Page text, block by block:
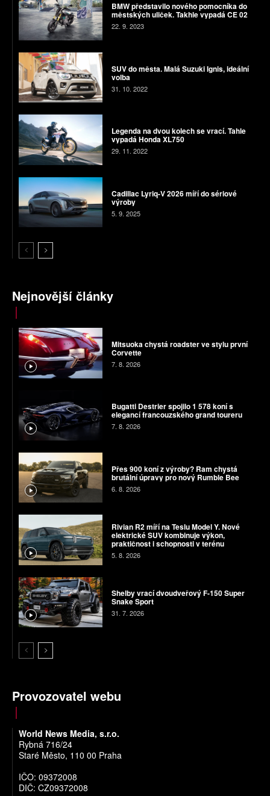
BMW představilo nového pomocníka do
městských uliček. Takhle vypadá CE 02
22. 9. 2023
SUV do města. Malá Suzuki Ignis, ideální
volba
31. 10. 2022
Legenda na dvou kolech se vrací. Tahle
vypadá Honda XL750
29. 11. 2022
Cadillac Lyriq-V 2026 míří do sériové
výroby
5. 9. 2025
Nejnovější články
Mitsuoka chystá roadster ve stylu první
Corvette
7. 8. 2026
Bugatti Destrier spojilo 1 578 koní s
elegancí francouzského grand toureru
7. 8. 2026
Přes 900 koní z výroby? Ram chystá
brutální úpravy pro nový Rumble Bee
6. 8. 2026
Rivian R2 míří na Teslu Model Y. Nové
elektrické SUV kombinuje výkon,
praktičnost i schopnosti v terénu
5. 8. 2026
Shelby vrací dvoudveřový F-150 Super
Snake Sport
31. 7. 2026
Provozovatel webu
World News Media, s.r.o.
Rybná 716/24
Staré Město, 110 00 Praha
IČO: 09372008
DIČ: CZ09372008